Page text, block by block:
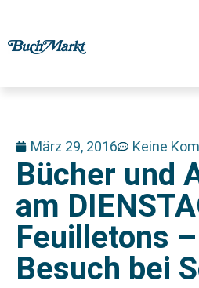
März 29, 2016 Keine
Bücher und
am
Feuilletons
Besuch bei